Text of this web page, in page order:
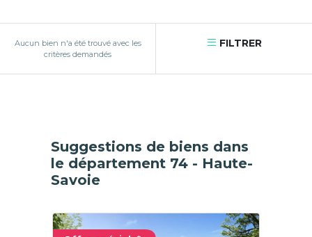
Aucun bien n'a été trouvé avec les
critères demandés
FILTRER
Suggestions de biens dans
le département 74 - Haute-
Savoie